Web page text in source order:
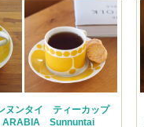
ヌンタイ ティーカップ
Sunnuntai